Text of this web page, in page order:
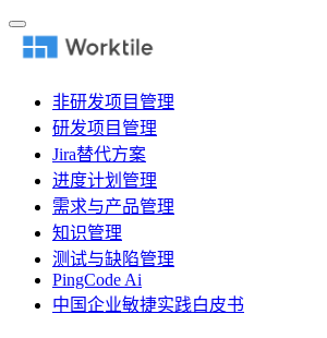
非研发项目管理
研发项目管理
Jira替代方案
进度计划管理
需求与产品管理
知识管理
测试与缺陷管理
PingCode Ai
中国企业敏捷实践白皮书